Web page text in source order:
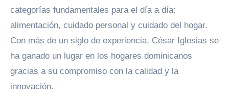
categorías fundamentales para el día a día:
alimentación, cuidado personal y cuidado del hogar.
Con más de un siglo de experiencia, César Iglesias se
ha ganado un lugar en los hogares dominicanos
gracias a su compromiso con la calidad y la
innovación.